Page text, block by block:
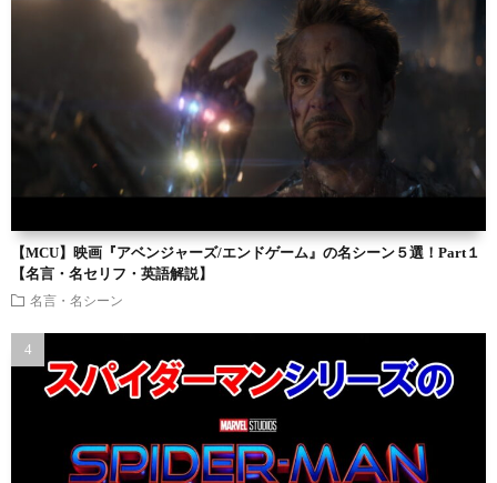
【MCU】映画『アベンジャーズ/エンドゲーム』の名シーン５選！Part１
【名言・名セリフ・英語解説】
名言・名シーン